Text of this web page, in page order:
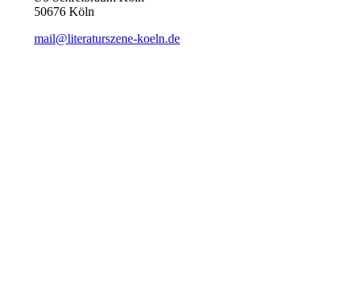
50676 Köln
mail@literaturszene-koeln.de